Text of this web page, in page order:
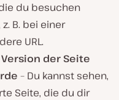
du besuchen
B. bei einer
URL.
der Seite
– Du kannst sehen,
Seite, die du dir